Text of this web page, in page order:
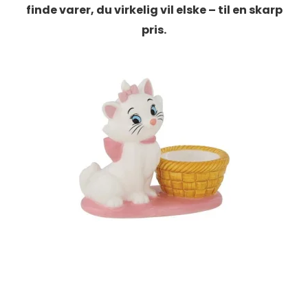
finde varer, du virkelig vil elske – til en skarp
pris.